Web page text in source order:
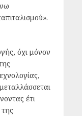
όχι μόνον
έτι